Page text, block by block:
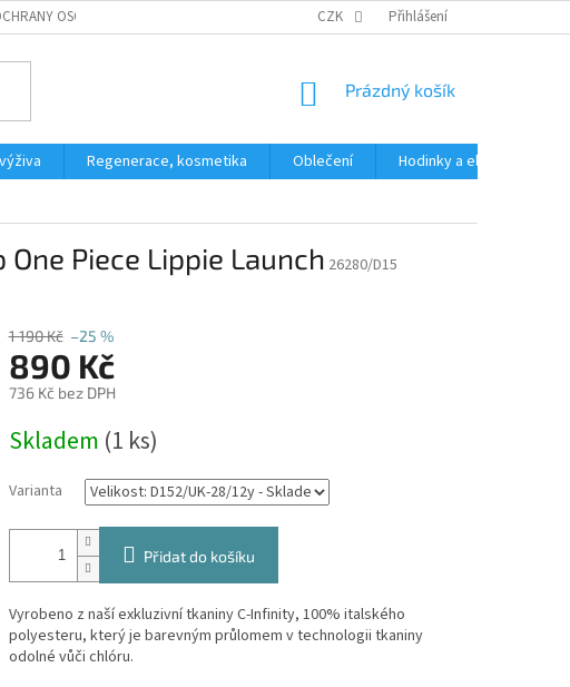
OSOBNÍCH ÚDAJŮ CZK Přihlášení
NÁKUPNÍ
Prázdný košík
Regenerace, kosmetika Oblečení
Hodinky a elektronika
Piece Lippie Launch 26280/D15
1 190 Kč –25 %
890 Kč
736 Kč bez DPH
cena:
Skladem (1 ks)
Varianta
Přidat do košíku
Vyrobeno z naší exkluzivní tkaniny C-Infinity, 100% italského
polyesteru, který je barevným průlomem v technologii tkaniny
odolné vůči chlóru.